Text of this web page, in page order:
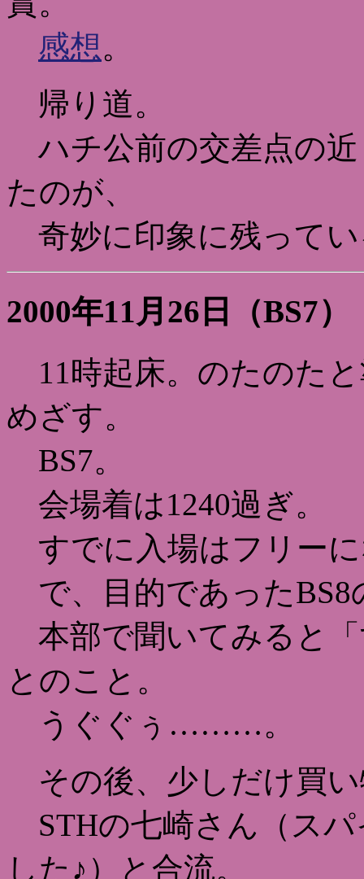
感想。
帰り道。
ハチ公前の交差点の
たのが、
奇妙に印象に残って
2000年11月26日（BS7）
11時起床。のたのた
めざす。
BS7。
会場着は1240過ぎ。
すでに入場はフリー
で、目的であったBS8
本部で聞いてみると
とのこと。
うぐぐぅ………。
その後、少しだけ買
STHの七崎さん（ス
した♪）と合流。